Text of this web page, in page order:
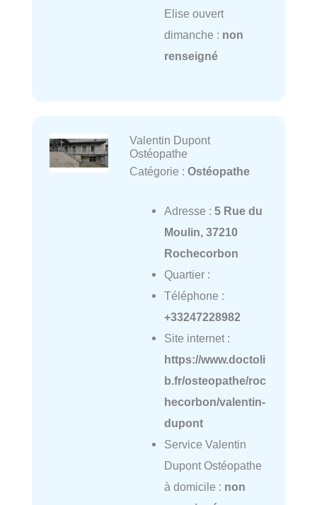
Elise ouvert
dimanche : non
renseigné
Valentin Dupont
Ostéopathe
Catégorie : Ostéopathe
Adresse : 5 Rue du
Moulin, 37210
Rochecorbon
Quartier :
Téléphone :
+33247228982
Site internet :
https://www.doctoli
b.fr/osteopathe/roc
hecorbon/valentin-
dupont
Service Valentin
Dupont Ostéopathe
à domicile : non